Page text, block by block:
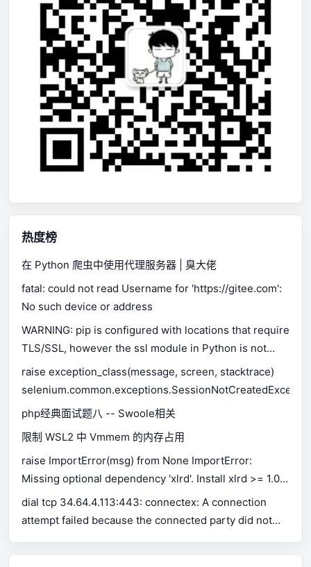
热度榜
在 Python 爬虫中使用代理服务器 | 臭大佬
fatal: could not read Username for 'https://gitee.com':
No such device or address
WARNING: pip is configured with locations that require
TLS/SSL, however the ssl module in Python is not
available.
raise exception_class(message, screen, stacktrace)
php经典面试题八 -- Swoole相关
限制 WSL2 中 Vmmem 的内存占用
raise ImportError(msg) from None ImportError:
Missing optional dependency 'xlrd'. Install xlrd >= 1.0.0
for Excel support Use pip or conda to install xlrd.
dial tcp 34.64.4.113:443: connectex: A connection
attempt failed because the connected party did not
connection failed because connected host has failed